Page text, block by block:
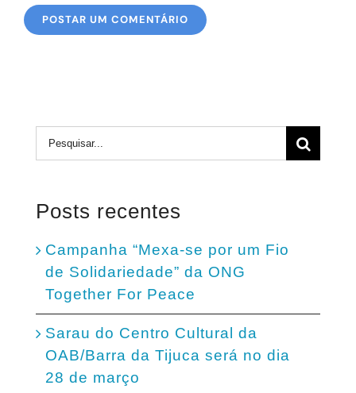
Buscar
resultados
Posts recentes
Campanha “Mexa-se por um Fio
de Solidariedade” da ONG
Together For Peace
Sarau do Centro Cultural da
OAB/Barra da Tijuca será no dia
28 de março